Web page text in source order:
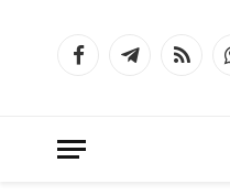
FacebookTelegramRSS